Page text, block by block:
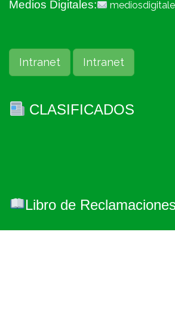
Medios Digitales:
Intranet Intranet
CLASIFICADOS
Libro de